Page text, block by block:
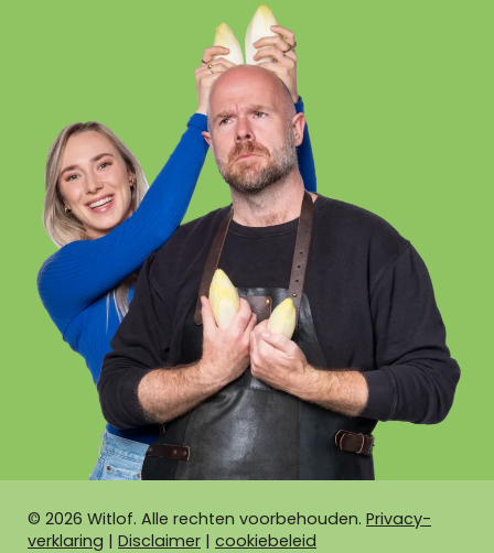
© 2026 Witlof. Alle rechten voorbehouden. Privacy-
verklaring | Disclaimer | cookiebeleid